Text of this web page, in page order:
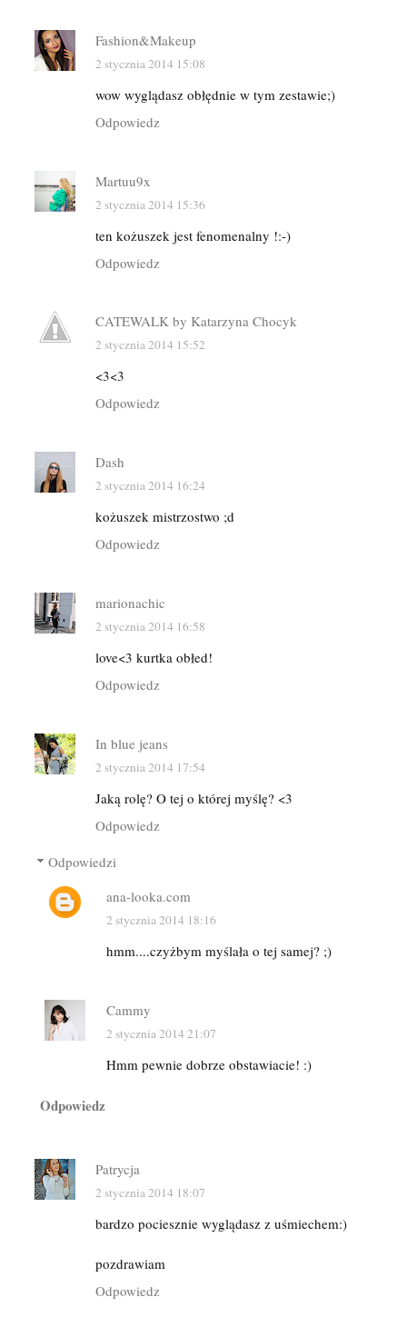
Fashion&Makeup
2 stycznia 2014 15:08
wow wyglądasz obłędnie w tym zestawie;)
Odpowiedz
Martuu9x
2 stycznia 2014 15:36
ten kożuszek jest fenomenalny !:-)
Odpowiedz
CATEWALK by Katarzyna Chocyk
2 stycznia 2014 15:52
<3<3
Odpowiedz
Dash
2 stycznia 2014 16:24
kożuszek mistrzostwo ;d
Odpowiedz
marionachic
2 stycznia 2014 16:58
love<3 kurtka obłed!
Odpowiedz
In blue jeans
2 stycznia 2014 17:54
Jaką rolę? O tej o której myślę? <3
Odpowiedz
Odpowiedzi
ana-looka.com
2 stycznia 2014 18:16
hmm....czyżbym myślała o tej samej? ;)
Cammy
2 stycznia 2014 21:07
Hmm pewnie dobrze obstawiacie! :)
Odpowiedz
Patrycja
2 stycznia 2014 18:07
bardzo pociesznie wyglądasz z uśmiechem:)
pozdrawiam
Odpowiedz